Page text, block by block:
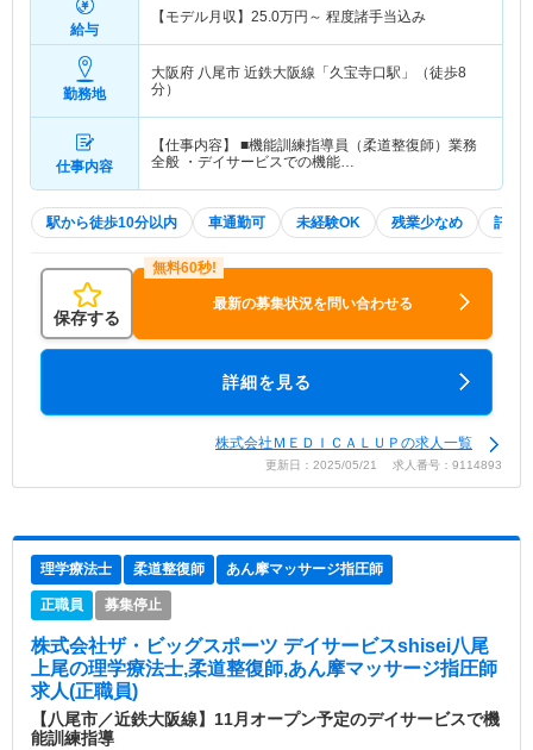
給与
【モデル月収】 25.0万円～ 程度諸手当込み
勤務地
大阪府 八尾市 近鉄大阪線「久宝寺口駅」（徒歩8
分）
仕事内容
【仕事内容】 ■機能訓練指導員（柔道整復師）業務
全般 ・デイサービスでの機能…
駅から徒歩10分以内 車通勤可 未経験OK 残業少なめ 託児
保存する
最新の募集状況を問い合わせる
詳細を見る
株式会社ＭＥＤＩＣＡＬＵＰの求人一覧
更新日：2025/05/21 求人番号：9114893
理学療法士 柔道整復師 あん摩マッサージ指圧師
正職員 募集停止
株式会社ザ・ビッグスポーツ デイサービスshisei八尾
上尾の理学療法士,柔道整復師,あん摩マッサージ指圧師
求人(正職員)
【八尾市／近鉄大阪線】11月オープン予定のデイサービスで機
能訓練指導